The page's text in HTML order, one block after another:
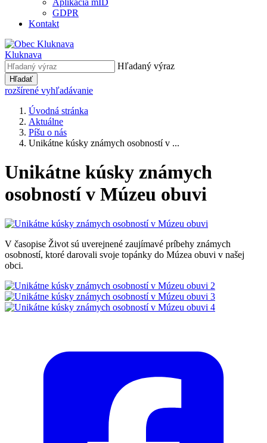
Aplikácia mID
GDPR
Kontakt
Kluknava
Hľadaný výraz
Hľadať
rozšírené vyhľadávanie
Úvodná stránka
Aktuálne
Píšu o nás
Unikátne kúsky známych osobností v ...
Unikátne kúsky známych
osobností v Múzeu obuvi
V časopise Život sú uverejnené zaujímavé príbehy známych
osobností, ktoré darovali svoje topánky do Múzea obuvi v našej
obci.